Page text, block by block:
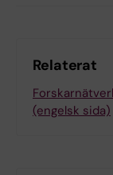
Relaterat
(engelsk sida)